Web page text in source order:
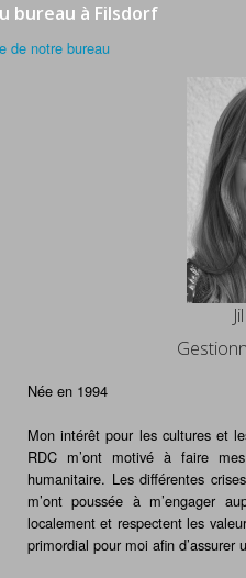
bureau à Filsdorf
de notre bureau
Née en 1994
Mon intérêt pour les cultures et
RDC m’ont motivé à faire
humanitaire. Les différentes
m’ont poussée à m’engager
localement et respectent les
primordial pour moi afin d’assurer